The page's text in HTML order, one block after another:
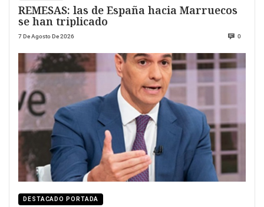
REMESAS: las de España hacia Marruecos
se han triplicado
7 De Agosto De 2026 0
DESTACADO PORTADA